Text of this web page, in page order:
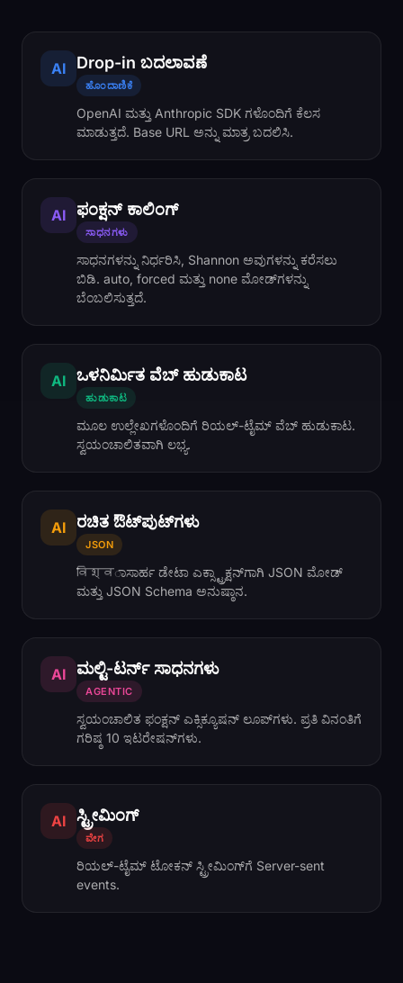
AI Drop-in ಬದಲಾವಣೆ
ಹೊಂದಾಣಿಕೆ
OpenAI ಮತ್ತು Anthropic SDK ಗಳೊಂದಿಗೆ ಕೆಲಸ
ಮಾಡುತ್ತದೆ. Base URL ಅನ್ನು ಮಾತ್ರ ಬದಲಿಸಿ.
AI ಫಂಕ್ಷನ್ ಕಾಲಿಂಗ್
ಸಾಧನಗಳು
ಸಾಧನಗಳನ್ನು ನಿರ್ಧರಿಸಿ, Shannon ಅವುಗಳನ್ನು ಕರೆಸಲು
ಬಿಡಿ. auto, forced ಮತ್ತು none ಮೋಡ್‌ಗಳನ್ನು
ಬೆಂಬಲಿಸುತ್ತದೆ.
AI ಒಳನಿರ್ಮಿತ ವೆಬ್ ಹುಡುಕಾಟ
ಹುಡುಕಾಟ
ಮೂಲ ಉಲ್ಲೇಖಗಳೊಂದಿಗೆ ರಿಯಲ್-ಟೈಮ್ ವೆಬ್ ಹುಡುಕಾಟ.
ಸ್ವಯಂಚಾಲಿತವಾಗಿ ಲಭ್ಯ.
AI ರಚಿತ ಔಟ್‌ಪುಟ್‌ಗಳು
JSON
विश्वಾಸಾರ್ಹ ಡೇಟಾ ಎಕ್ಸ್ಟ್ರಾಕ್ಷನ್‌ಗಾಗಿ JSON ಮೋಡ್
ಮತ್ತು JSON Schema ಅನುಷ್ಠಾನ.
AI ಮಲ್ಟಿ-ಟರ್ನ್ ಸಾಧನಗಳು
AGENTIC
ಸ್ವಯಂಚಾಲಿತ ಫಂಕ್ಷನ್ ಎಕ್ಸಿಕ್ಯೂಷನ್ ಲೂಪ್‌ಗಳು. ಪ್ರತಿ ವಿನಂತಿಗೆ
ಗರಿಷ್ಠ 10 ಇಟರೇಷನ್‌ಗಳು.
AI ಸ್ಟ್ರೀಮಿಂಗ್
ವೇಗ
ರಿಯಲ್-ಟೈಮ್ ಟೋಕನ್ ಸ್ಟ್ರೀಮಿಂಗ್‌ಗೆ Server-sent
events.